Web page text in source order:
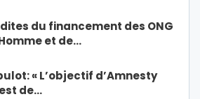
du financement des ONG
et de…
« L’objectif d’Amnesty
de…